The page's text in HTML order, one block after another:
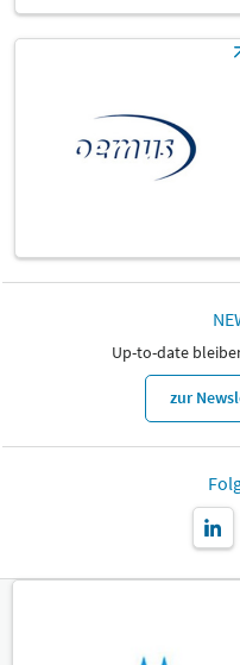
Up-to-date
zur